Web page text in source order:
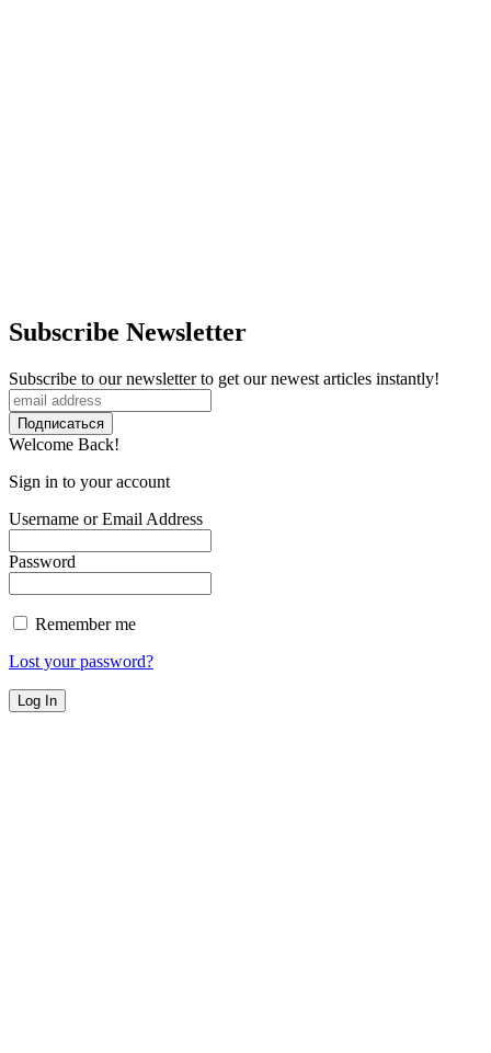
Subscribe Newsletter
Subscribe to our newsletter to get our newest articles instantly!
Welcome Back!
Sign in to your account
Username or Email Address
Password
Remember me
Lost your password?